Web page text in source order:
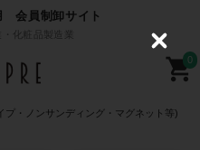
会員制卸サイト
化粧品製造業
0
プ・ノンサンディング・マグネット等)
C